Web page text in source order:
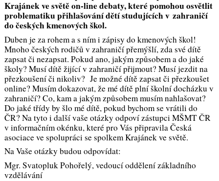
Krajánek ve světě on-line debaty, které pomohou osvětlit
problematiku přihlašování dětí studujících v zahraničí
do českých kmenových škol.
Duben je za rohem a s ním i zápisy do kmenových škol!
Mnoho českých rodičů v zahraničí přemýšlí, zda své dítě
zapsat či nezapsat. Pokud ano, jakým způsobem a do jaké
školy? Musí dítě žijící v zahraničí přijmout? Musí jezdit na
přezkoušení či nikoliv? Je možné dítě zapsat či přezkoušet
online? Musím dokazovat, že mé dítě plní školní docházku v
zahraničí? Co, kam a jakým způsobem musím nahlašovat?
Do jaké třídy by šlo mé dítě, pokud bychom se vrátili do
ČR? Na tyto i další vaše otázky odpoví zástupci MŠMT ČR
v informačním okénku, které pro Vás připravila Česká
asociace ve spolupráci se spolkem Krajánek ve světě.
Na Vaše otázky budou odpovídat:
Mgr. Svatopluk Pohořelý, vedoucí oddělení základního
vzdělávání